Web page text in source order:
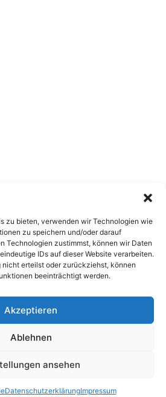
zu bieten, verwenden wir Technologien wie
zu speichern und/oder darauf
Technologien zustimmst, können wir Daten
IDs auf dieser Website verarbeiten.
nicht erteilst oder zurückziehst, können
beeinträchtigt werden.
Akzeptieren
Ablehnen
ansehen
DatenschutzerklärungImpressum
2026, All Rights Reserved